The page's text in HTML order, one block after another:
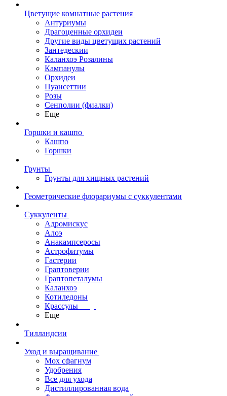
Цветущие комнатные растения
Антуриумы
Драгоценные орхидеи
Другие виды цветущих растений
Зантедескии
Каланхоэ Розалины
Кампанулы
Орхидеи
Пуансеттии
Розы
Сенполии (фиалки)
Еще
Горшки и кашпо
Кашпо
Горшки
Грунты
Грунты для хищных растений
Геометрические флорариумы с суккулентами
Суккуленты
Адромискус
Алоэ
Анакампсеросы
Астрофитумы
Гастерии
Граптоверии
Граптопеталумы
Каланхоэ
Котиледоны
Крассулы
Еще
Тилландсии
Уход и выращивание
Мох сфагнум
Удобрения
Все для ухода
Дистиллированная вода